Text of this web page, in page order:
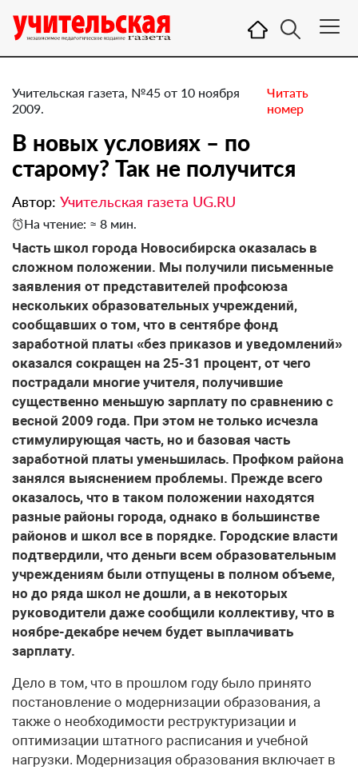
Учительская газета, №45 от 10 ноября
2009.
Читать
номер
В новых условиях – по
старому? Так не получится
Автор: Учительская газета UG.RU
На чтение: ≈ 8 мин.
Часть школ города Новосибирска оказалась в
сложном положении. Мы получили письменные
заявления от представителей профсоюза
нескольких образовательных учреждений,
сообщавших о том, что в сентябре фонд
заработной платы «без приказов и уведомлений»
оказался сокращен на 25-31 процент, от чего
пострадали многие учителя, получившие
существенно меньшую зарплату по сравнению с
весной 2009 года. При этом не только исчезла
стимулирующая часть, но и базовая часть
заработной платы уменьшилась. Профком района
занялся выяснением проблемы. Прежде всего
оказалось, что в таком положении находятся
разные районы города, однако в большинстве
районов и школ все в порядке. Городские власти
подтвердили, что деньги всем образовательным
учреждениям были отпущены в полном объеме,
но до ряда школ не дошли, а в некоторых
руководители даже сообщили коллективу, что в
ноябре-декабре нечем будет выплачивать
зарплату.
Дело в том, что в прошлом году было принято
постановление о модернизации образования, а
также о необходимости реструктуризации и
оптимизации штатного расписания и учебной
нагрузки. Модернизация образования включает в